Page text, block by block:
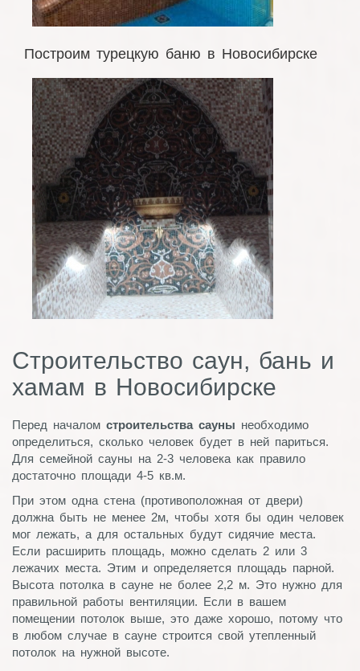
Построим турецкую баню в Новосибирске
Строительство саун, бань и
хамам в Новосибирске
Перед началом строительства сауны необходимо
определиться, сколько человек будет в ней париться.
Для семейной сауны на 2-3 человека как правило
достаточно площади 4-5 кв.м.
При этом одна стена (противоположная от двери)
должна быть не менее 2м, чтобы хотя бы один человек
мог лежать, а для остальных будут сидячие места.
Если расширить площадь, можно сделать 2 или 3
лежачих места. Этим и определяется площадь парной.
Высота потолка в сауне не более 2,2 м. Это нужно для
правильной работы вентиляции. Если в вашем
помещении потолок выше, это даже хорошо, потому что
в любом случае в сауне строится свой утепленный
потолок на нужной высоте.